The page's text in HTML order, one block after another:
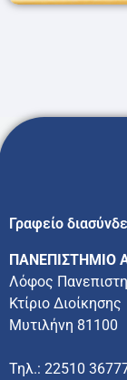
Γραφείο
ΠΑΝΕΠΙΣΤΗΜΙΟ
Λόφος
Κτίριο Διοίκησης
Μυτιλήνη 81100
Τηλ.: 22510